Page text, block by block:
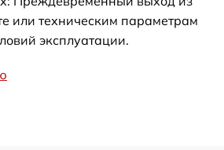
или техническим параметрам
эксплуатации.